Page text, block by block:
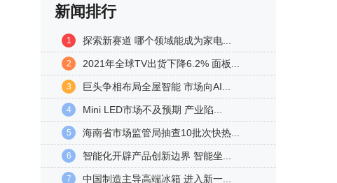
新闻排行
1 探索新赛道 哪个领域能成为家电...
2 2021年全球TV出货下降6.2% 面板...
3 巨头争相布局全屋智能 市场向AI...
4 Mini LED市场不及预期 产业陷...
5 海南省市场监管局抽查10批次快热...
6 智能化开辟产品创新边界 智能坐...
7 中国制造主导高端冰箱 进入新一...